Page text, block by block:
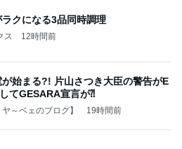
クになる3品同時調理
ス 12時間前
始まる?! 片山さつき大臣の警告がE
てGESARA宣言が⁈
～ベェのブログ】 19時間前